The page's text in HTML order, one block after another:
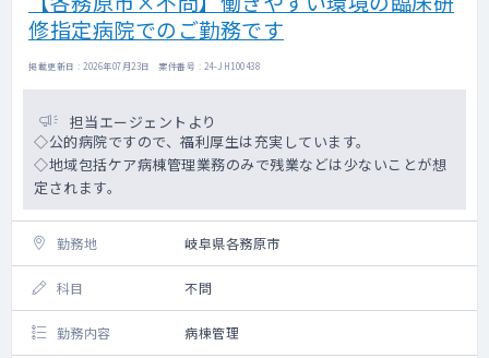
修指定病院でのご勤務です
掲載更新日 : 2026年07月23日 案件番号 : 24-JH100438
担当エージェントより
◇公的病院ですので、福利厚生は充実しています。
◇地域包括ケア病棟管理業務のみで残業などは少ないことが想
定されます。
勤務地 岐阜県各務原市
科目 不問
勤務内容 病棟管理